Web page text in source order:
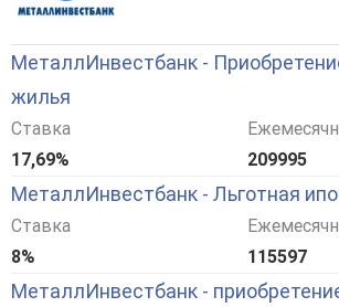
МеталлИнвестбанк -
жилья
Ставка
17,69%
209995
МеталлИнвестбанк - Льготная
Ставка
8%
115597
МеталлИнвестбанк -